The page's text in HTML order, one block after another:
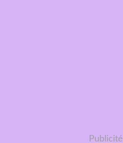
Publicité